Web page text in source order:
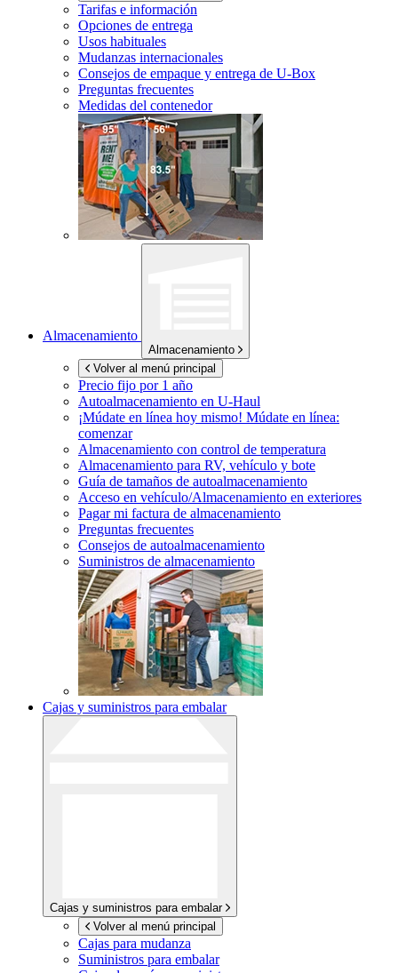
Tarifas e información
Opciones de entrega
Usos habituales
Mudanzas internacionales
Consejos de empaque y entrega de U-Box
Preguntas frecuentes
Medidas del contenedor
Almacenamiento
Almacenamiento
Volver al menú principal
Precio fijo por 1 año
Autoalmacenamiento en U-Haul
¡Múdate en línea hoy mismo! Múdate en línea:
comenzar
Almacenamiento con control de temperatura
Almacenamiento para RV, vehículo y bote
Guía de tamaños de autoalmacenamiento
Acceso en vehículo/Almacenamiento en exteriores
Pagar mi factura de almacenamiento
Preguntas frecuentes
Consejos de autoalmacenamiento
Suministros de almacenamiento
Cajas y suministros para embalar
Cajas y suministros para embalar
Volver al menú principal
Cajas para mudanza
Suministros para embalar